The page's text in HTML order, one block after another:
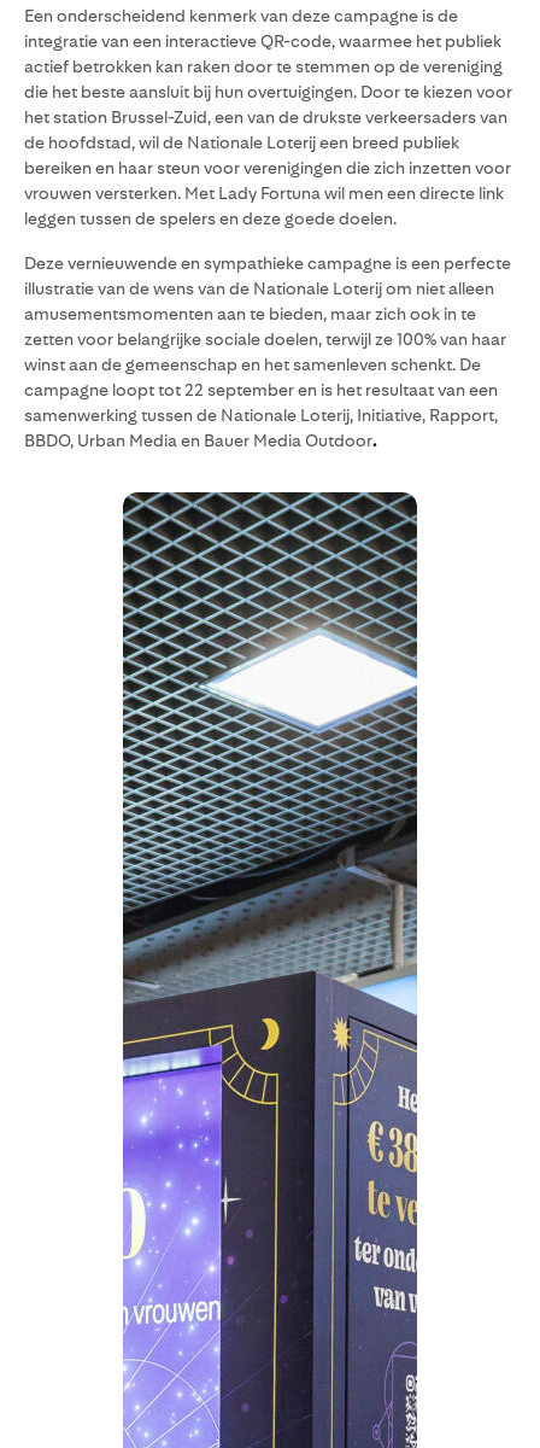
Een onderscheidend kenmerk van deze campagne is de
integratie van een interactieve QR-code, waarmee het publiek
actief betrokken kan raken door te stemmen op de vereniging
die het beste aansluit bij hun overtuigingen. Door te kiezen voor
het station Brussel-Zuid, een van de drukste verkeersaders van
de hoofdstad, wil de Nationale Loterij een breed publiek
bereiken en haar steun voor verenigingen die zich inzetten voor
vrouwen versterken. Met Lady Fortuna wil men een directe link
leggen tussen de spelers en deze goede doelen.
Deze vernieuwende en sympathieke campagne is een perfecte
illustratie van de wens van de Nationale Loterij om niet alleen
amusementsmomenten aan te bieden, maar zich ook in te
zetten voor belangrijke sociale doelen, terwijl ze 100% van haar
winst aan de gemeenschap en het samenleven schenkt. De
campagne loopt tot 22 september en is het resultaat van een
samenwerking tussen de Nationale Loterij, Initiative, Rapport,
BBDO, Urban Media en Bauer Media Outdoor.